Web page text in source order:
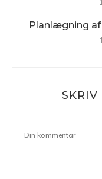
Planlægning
SKRIV